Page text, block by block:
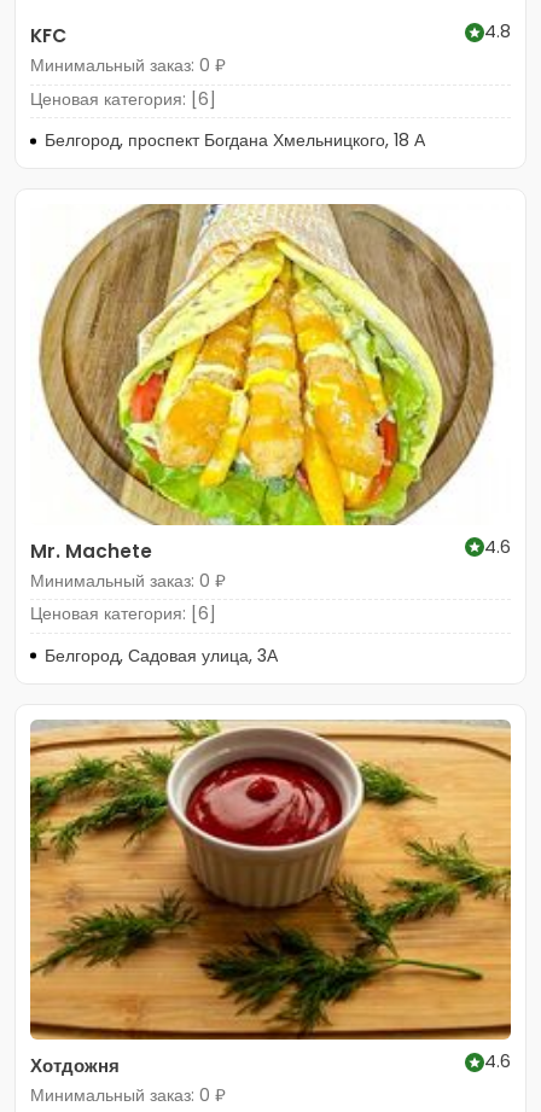
KFC
4.8
Минимальный заказ: 0 ₽
Ценовая категория: [6]
Белгород, проспект Богдана Хмельницкого, 18 А
Mr. Machete
4.6
Минимальный заказ: 0 ₽
Ценовая категория: [6]
Белгород, Садовая улица, 3А
Хотдожня
4.6
Минимальный заказ: 0 ₽